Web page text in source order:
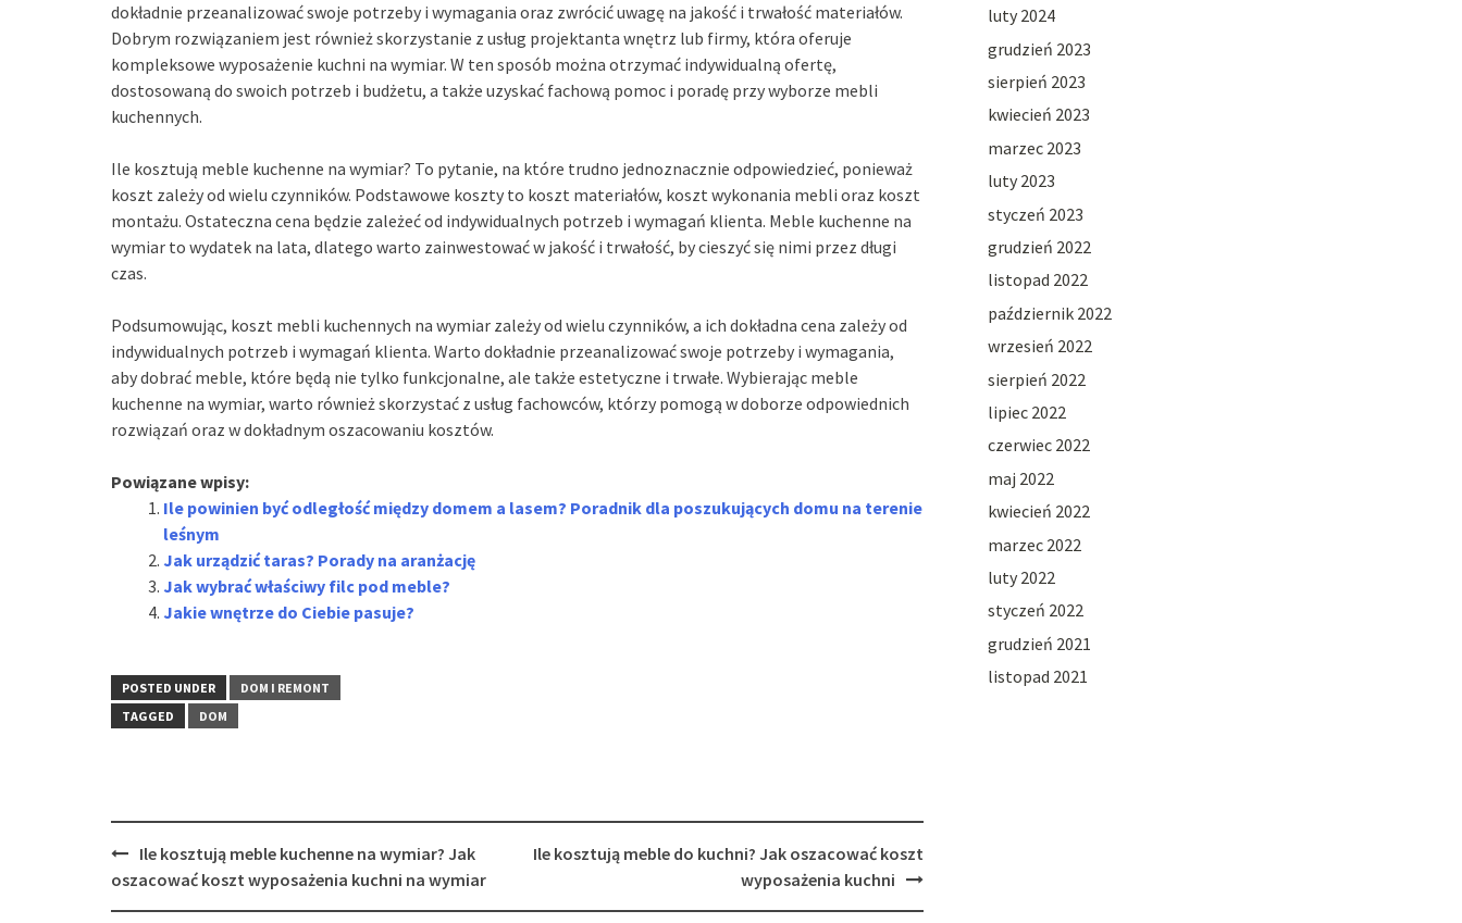
dokładnie przeanalizować swoje potrzeby i wymagania oraz zwrócić uwagę na jakość i trwałość materiałów.
Dobrym rozwiązaniem jest również skorzystanie z usług projektanta wnętrz lub firmy, która oferuje
kompleksowe wyposażenie kuchni na wymiar. W ten sposób można otrzymać indywidualną ofertę,
dostosowaną do swoich potrzeb i budżetu, a także uzyskać fachową pomoc i poradę przy wyborze mebli
kuchennych.
Ile kosztują meble kuchenne na wymiar? To pytanie, na które trudno jednoznacznie odpowiedzieć, ponieważ
koszt zależy od wielu czynników. Podstawowe koszty to koszt materiałów, koszt wykonania mebli oraz koszt
montażu. Ostateczna cena będzie zależeć od indywidualnych potrzeb i wymagań klienta. Meble kuchenne na
wymiar to wydatek na lata, dlatego warto zainwestować w jakość i trwałość, by cieszyć się nimi przez długi
czas.
Podsumowując, koszt mebli kuchennych na wymiar zależy od wielu czynników, a ich dokładna cena zależy od
indywidualnych potrzeb i wymagań klienta. Warto dokładnie przeanalizować swoje potrzeby i wymagania,
aby dobrać meble, które będą nie tylko funkcjonalne, ale także estetyczne i trwałe. Wybierając meble
kuchenne na wymiar, warto również skorzystać z usług fachowców, którzy pomogą w doborze odpowiednich
rozwiązań oraz w dokładnym oszacowaniu kosztów.
Powiązane wpisy:
Ile powinien być odległość między domem a lasem? Poradnik dla poszukujących domu na terenie
leśnym
Jak urządzić taras? Porady na aranżację
Jak wybrać właściwy filc pod meble?
Jakie wnętrze do Ciebie pasuje?
POSTED UNDER
DOM I REMONT
TAGGED
DOM
Post
navigation
Ile kosztują meble kuchenne na wymiar? Jak
oszacować koszt wyposażenia kuchni na wymiar
Ile kosztują meble do kuchni? Jak oszacować koszt
wyposażenia kuchni
luty 2024
grudzień 2023
sierpień 2023
kwiecień 2023
marzec 2023
luty 2023
styczeń 2023
grudzień 2022
listopad 2022
październik 2022
wrzesień 2022
sierpień 2022
lipiec 2022
czerwiec 2022
maj 2022
kwiecień 2022
marzec 2022
luty 2022
styczeń 2022
grudzień 2021
listopad 2021